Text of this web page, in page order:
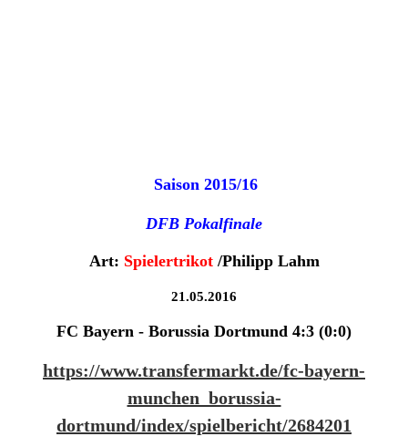
Saison 2015/16
DFB Pokalfinale
Art: Spielertrikot/Philipp Lahm
21.05.2016
FC Bayern - Borussia Dortmund 4:3 (0:0)
https://www.transfermarkt.de/fc-bayern-
munchen_borussia-
dortmund/index/spielbericht/2684201